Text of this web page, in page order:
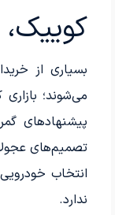
کوییک، ۲۰۶ و پارس
بسیاری از
می‌شوند؛
پیشنهادهای
تصمیم‌های
انتخاب
ندارد.